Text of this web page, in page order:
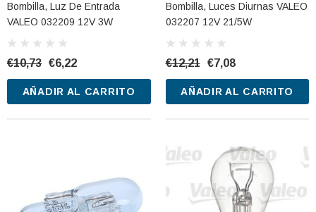
Bombilla, Luz De Entrada
VALEO 032209 12V 3W
€10,73 €6,22
AÑADIR AL CARRITO
Bombilla, Luces Diurnas VALEO
032207 12V 21/5W
€12,21 €7,08
AÑADIR AL CARRITO